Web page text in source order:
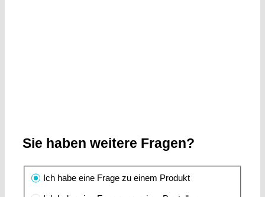
Sie haben weitere Fragen?
Ich habe eine Frage zu einem Produkt